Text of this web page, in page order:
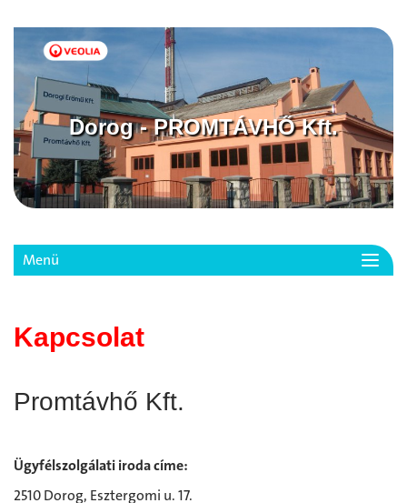
Dorog - PROMTÁVHŐ Kft.
Menü
Kapcsolat
Promtávhő Kft.
Ügyfélszolgálati iroda címe:
2510 Dorog, Esztergomi u. 17.